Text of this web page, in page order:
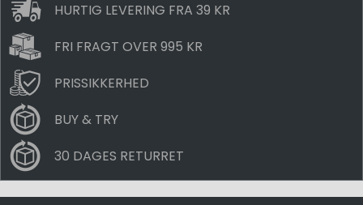
HURTIG LEVERING FRA 39 KR
FRI FRAGT OVER 995 KR
PRISSIKKERHED
BUY & TRY
30 DAGES RETURRET